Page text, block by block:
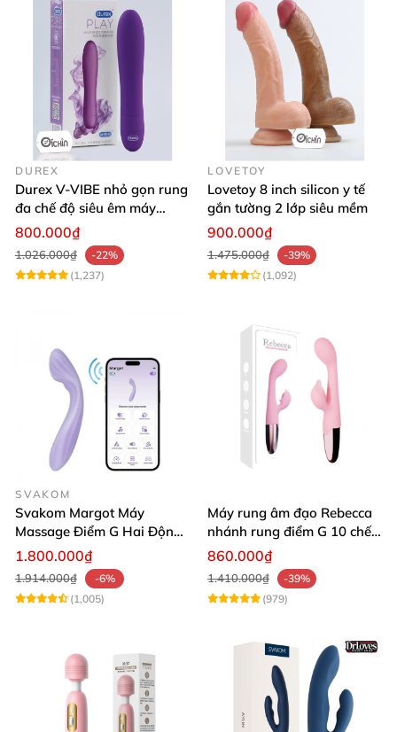
DUREX
Durex V-VIBE nhỏ gọn rung
đa chế độ siêu êm máy
massage tinh yêu
800.000₫
1.026.000₫
-22%
(1,237)
LOVETOY
Lovetoy 8 inch silicon y tế
gắn tường 2 lớp siêu mềm
900.000₫
1.475.000₫
-39%
(1,092)
SVAKOM
Svakom Margot Máy
Massage Điểm G Hai Động
Cơ Có Sưởi Ấm Điều Khiển
App Thông Minh
1.800.000₫
1.914.000₫
-6%
(1,005)
Máy rung âm đạo Rebecca
nhánh rung điểm G 10 chế
độ
860.000₫
1.410.000₫
-39%
(979)